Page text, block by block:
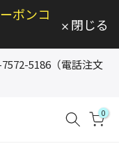
ポンコ
閉じる
7572-5186（電話注文
0